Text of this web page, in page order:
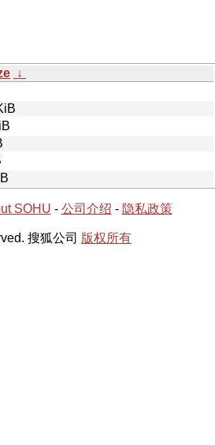
↓
SOHU - 公司介绍 - 隐私政策
搜狐公司 版权所有